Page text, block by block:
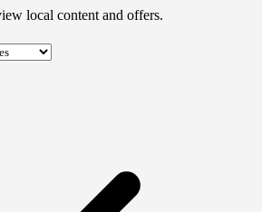
local content and offers.